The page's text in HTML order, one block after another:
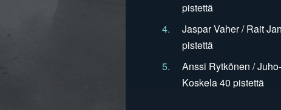
pistettä
4.
Jaspar Vaher / Rait
pistettä
5.
Anssi Rytkönen /
Koskela 40 pistettä